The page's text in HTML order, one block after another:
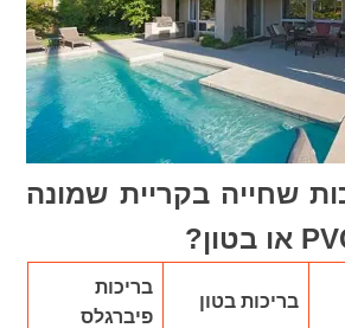
שחייה בקריית שמונה
בריכות בטון
בריכות
פיברגלס